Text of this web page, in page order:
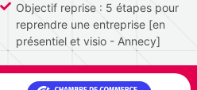
Objectif reprise : 5 étapes pour
reprendre une entreprise [en
présentiel et visio - Annecy]